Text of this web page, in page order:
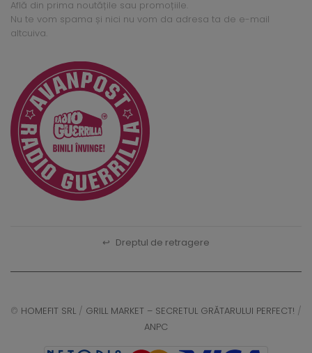
Află din prima noutățile sau promoțiile.
Nu te vom spama și nici nu vom da adresa ta de e-mail
altcuiva.
↩ Dreptul de retragere
© HOMEFIT SRL / GRILL MARKET – SECRETUL GRĂTARULUI PERFECT! /
ANPC